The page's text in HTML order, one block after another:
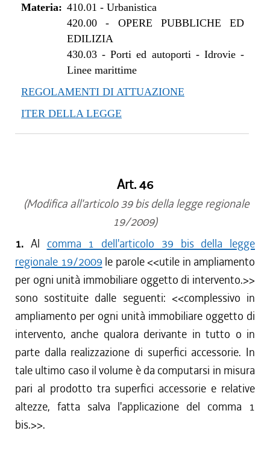
Materia: 410.01 - Urbanistica
420.00- OPERE PUBBLICHE ED
EDILIZIA
430.03-Porti ed autoporti - Idrovie -
Linee marittime
REGOLAMENTI DI ATTUAZIONE
ITER DELLA LEGGE
Art. 46
(Modifica all'articolo 39 bis della legge regionale
19/2009)
1. Al comma 1 dell'articolo 39 bis della legge
regionale 19/2009 le parole <<utile in ampliamento
per ogni unità immobiliare oggetto di intervento.>>
sono sostituite dalle seguenti: <<complessivo in
ampliamento per ogni unità immobiliare oggetto di
intervento, anche qualora derivante in tutto o in
parte dalla realizzazione di superfici accessorie. In
tale ultimo caso il volume è da computarsi in misura
pari al prodotto tra superfici accessorie e relative
altezze, fatta salva l'applicazione del comma 1
bis.>>.